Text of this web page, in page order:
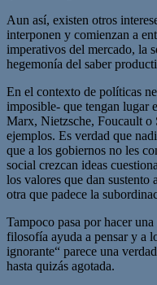
Aun así, existen otros
interponen y comienzan a
imperativos del mercado, la
hegemonía del saber
En el contexto de políticas
imposible- que tengan lugar
Marx, Nietzsche, Foucault o
ejemplos. Es verdad que
que a los gobiernos no les
social crezcan ideas
los valores que dan sustento
otra que padece la
Tampoco pasa por hacer
filosofía ayuda a pensar y a
ignorante“ parece una
hasta quizás agotada.